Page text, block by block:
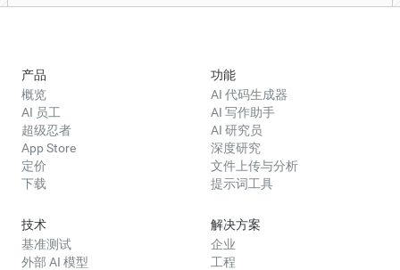
产品
概览
AI 员工
超级忍者
App Store
定价
下载
功能
AI 代码生成器
AI 写作助手
AI 研究员
深度研究
文件上传与分析
提示词工具
技术
基准测试
外部 AI 模型
解决方案
企业
工程